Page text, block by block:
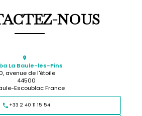
NOUS
La Baule-les-Pins
avenue de l'étoile
44500
Escoublac France
+33 2 40 11 15 54